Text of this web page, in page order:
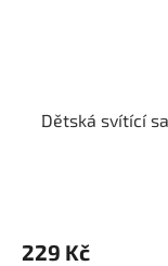
Dětská svítící
229 Kč